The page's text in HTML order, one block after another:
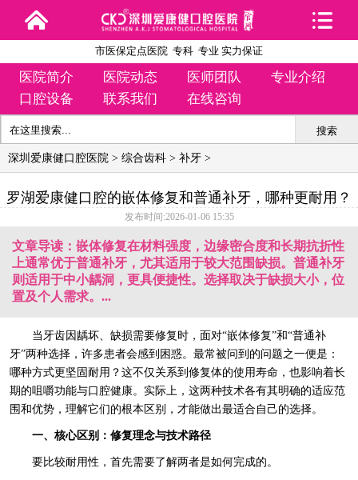
市医保定点医院 专科 专业 实力保证
医院简介 医院动态 医师团队
专业介绍
口腔设备
联系我们 在线咨询
搜索
深圳爱康健口腔医院 > 综合齿科 > 补牙 >
罗湖爱康健口腔的嵌体修复和普通补牙，哪种更耐用？
发布时间:2026-01-06 15:35
文章导读：嵌体修复在材料强度，边缘密合度和长期抗折性
上通常优于普通补牙，尤其适用于较大范围缺损。普通补牙
则适用于中小龋洞，更具便捷性。选择取决于缺损大小，位
置及个人需求。...
当牙齿因龋坏、缺损需要修复时，面对“嵌体修复”和“普通补
牙”两种选择，许多患者会感到困惑。最常被问到的问题之一便是：
哪种方式更坚固耐用？这不仅关系到修复体的使用寿命，也影响着长
期的咀嚼功能与口腔健康。实际上，这两种技术各有其明确的适应范
围和优势，理解它们的根本区别，才能做出最适合自己的选择。
一、核心区别：修复理念与技术路径
要比较耐用性，首先需要了解两者是如何完成的。